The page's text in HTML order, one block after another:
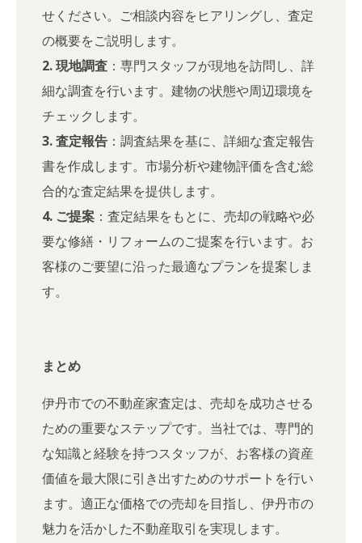
せください。ご相談内容をヒアリングし、査定
の概要をご説明します。
2. 現地調査：専門スタッフが現地を訪問し、詳
細な調査を行います。建物の状態や周辺環境を
チェックします。
3. 査定報告：調査結果を基に、詳細な査定報告
書を作成します。市場分析や建物評価を含む総
合的な査定結果を提供します。
4. ご提案：査定結果をもとに、売却の戦略や必
要な修繕・リフォームのご提案を行います。お
客様のご要望に沿った最適なプランを提案しま
す。
まとめ
伊丹市での不動産家査定は、売却を成功させる
ための重要なステップです。当社では、専門的
な知識と経験を持つスタッフが、お客様の資産
価値を最大限に引き出すためのサポートを行い
ます。適正な価格での売却を目指し、伊丹市の
魅力を活かした不動産取引を実現します。